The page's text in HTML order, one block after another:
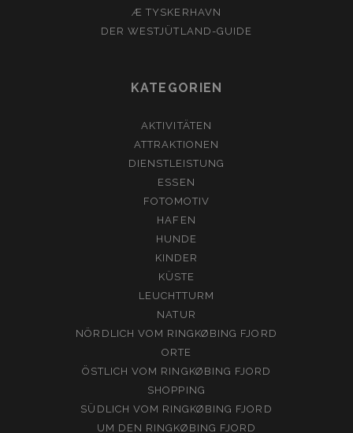
Æ TYSKERHAVN
DER WESTJÜTLAND-GUIDE
KATEGORIEN
AKTIVITÄTEN
ATTRAKTIONEN
DIENSTLEISTUNG
ESSEN
FOTOMOTIV
HAFEN
HUNDE
KINDER
KÜSTE
LEUCHTTURM
NATUR
NÖRDLICH VOM RINGKØBING FJORD
ORTE
ÖSTLICH VOM RINGKØBING FJORD
SHOPPING
SÜDLICH VOM RINGKØBING FJORD
UM DEN RINGKØBING FJORD